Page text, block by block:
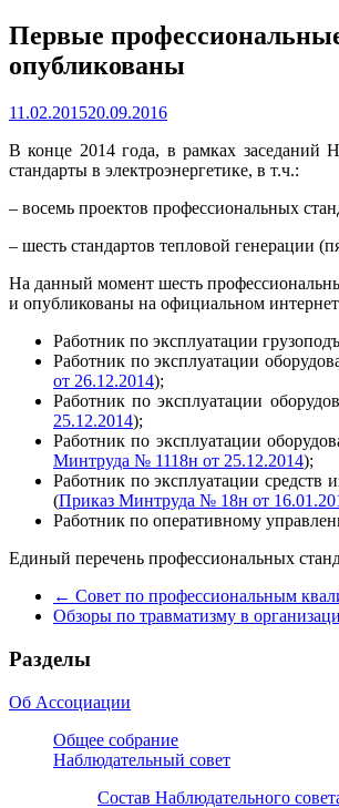
Первые
опубликованы
11.02.201520.09.2016
В конце 2014 года, в рамках заседаний
стандарты в электроэнергетике, в т.ч.:
– восемь проектов профессиональных
– шесть стандартов тепловой генерации
На данный момент шесть
и опубликованы на официальном
Работник по эксплуатации
Работник по эксплуатации
от 26.12.2014);
Работник по эксплуатации
25.12.2014);
Работник по эксплуатации
Минтруда № 1118н от 25.12.2014);
Работник по эксплуатации средств
(Приказ Минтруда № 18н от
Работник по оперативному
Единый перечень профессиональных
← Совет по профессиональным
Обзоры по травматизму в
Разделы
Об Ассоциации
Общее собрание
Наблюдательный совет
Состав Наблюдательного